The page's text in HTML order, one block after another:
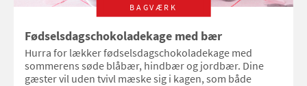
BAGVÆRK
Fødselsdagschokoladekage med bær
Hurra for lækker fødselsdagschokoladekage med
sommerens søde blåbær, hindbær og jordbær. Dine
gæster vil uden tvivl mæske sig i kagen, som både